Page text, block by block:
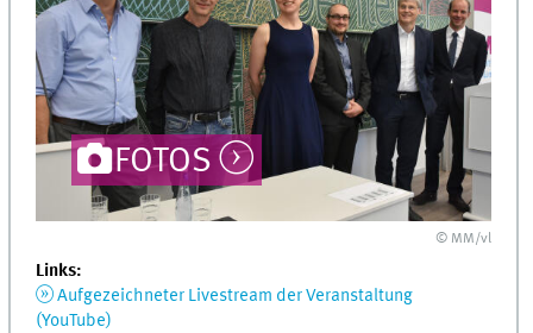
FOTOS
© MM/vl
Links:
Aufgezeichneter Livestream der Veranstaltung
(YouTube)